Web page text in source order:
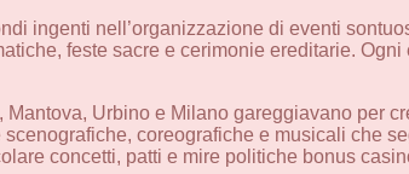
ingenti nell’organizzazione di eventi
feste sacre e cerimonie ereditarie.
Mantova, Urbino e Milano gareggiavano per
coreografiche e musicali che
concetti, patti e mire politiche bonus